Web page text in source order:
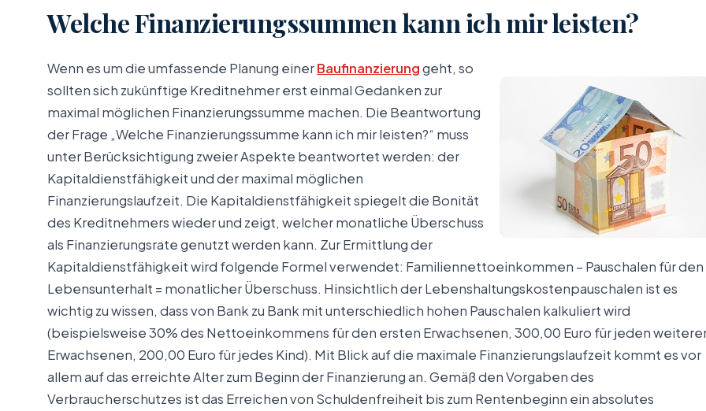
Welche Finanzierungssummen kann ich mir leisten?
Wenn es um die umfassende Planung einerBaufinanzierunggeht, so
sollten sich zukünftige Kreditnehmer erst einmal Gedanken zur
maximal möglichen Finanzierungssumme machen. Die Beantwortung
der Frage „Welche Finanzierungssumme kann ich mir leisten?“ muss
unter Berücksichtigung zweier Aspekte beantwortet werden: der
Kapitaldienstfähigkeit und der maximal möglichen
Finanzierungslaufzeit. Die Kapitaldienstfähigkeit spiegelt die Bonität
des Kreditnehmers wieder und zeigt, welcher monatliche Überschuss
als Finanzierungsrate genutzt werden kann. Zur Ermittlung der
Kapitaldienstfähigkeit wird folgende Formel verwendet: Familiennettoeinkommen – Pauschalen für den
Lebensunterhalt = monatlicher Überschuss. Hinsichtlich der Lebenshaltungskostenpauschalen ist es
wichtig zu wissen, dass von Bank zu Bank mit unterschiedlich hohen Pauschalen kalkuliert wird
(beispielsweise 30% des Nettoeinkommens für den ersten Erwachsenen, 300,00 Euro für jeden
Erwachsenen, 200,00 Euro für jedes Kind). Mit Blick auf die maximale Finanzierungslaufzeit kommt es vor
allem auf das erreichte Alter zum Beginn der Finanzierung an. Gemäß den Vorgaben des
Verbraucherschutzes ist das Erreichen von Schuldenfreiheit bis zum Rentenbeginn ein absolutes